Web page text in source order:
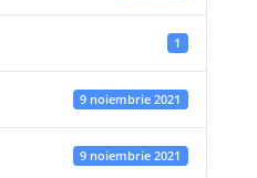
1
9 noiembrie 2021
9 noiembrie 2021